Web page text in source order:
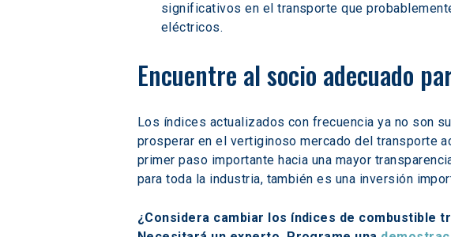
significativos en el transporte que
eléctricos.
Encuentre al socio adecuado
Los índices actualizados con frecuencia ya no son
prosperar en el vertiginoso mercado del transporte
primer paso importante hacia una mayor
para toda la industria, también es una inversión
¿Considera cambiar los índices de combustible